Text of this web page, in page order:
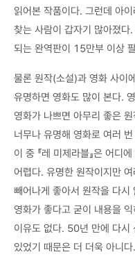
읽어본 작품이다. 그런데 아
찾는 사람이 갑자기 많아졌
되는 완역판이 15만부 이상
물론 원작(소설)과 영화 사이
유명하면 영화도 많이 본다.
영화가 나쁘면 아무리 좋은
너무나 유명해 영화로 여러
이 중 『레 미제라블』은 어디
어렵다. 유명한 원작이지만
빼어나게 좋아서 원작을 다시
영화가 좋다고 굳이 내용을
이유도 없다. 50년 만에 다시
있었기 때문은 더 더욱 아니다.